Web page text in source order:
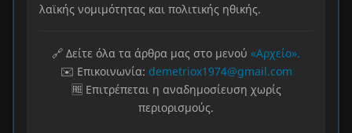
λαϊκής νομιμότητας και πολιτικής ηθικής.
🔗 Δείτε όλα τα άρθρα μας στο μενού «Αρχείο».
✉️ Επικοινωνία: demetriox1974@gmail.com
🆓 Επιτρέπεται η αναδημοσίευση χωρίς
περιορισμούς.